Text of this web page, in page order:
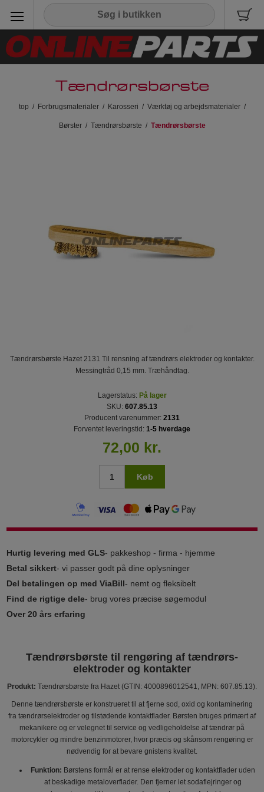
Tændrørsbørste
top / Forbrugsmaterialer / Karosseri / Værktøj og arbejdsmaterialer /
Børster / Tændrørsbørste / Tændrørsbørste
Tændrørsbørste Hazet 2131 Til rensning af tændrørs elektroder og kontakter.
Messingtråd 0,15 mm. Træhåndtag.
Lagerstatus: På lager
SKU: 607.85.13
Producent varenummer: 2131
Forventet leveringstid: 1-5 hverdage
72,00 kr.
Køb
Hurtig levering med GLS- pakkeshop - firma - hjemme
Betal sikkert- vi passer godt på dine oplysninger
Del betalingen op med ViaBill- nemt og fleksibelt
Find de rigtige dele- brug vores præcise søgemodul
Over 20 års erfaring
Tændrørsbørste til rengøring af tændrørs­
elektroder og kontakter
Produkt: Tændrørsbørste fra Hazet (GTIN: 4000896012541, MPN: 607.85.13).
Denne tændrørsbørste er konstrueret til at fjerne sod, oxid og kontaminering
fra tændrørs­elektroder og tilstødende kontaktflader. Børsten bruges primært af
mekanikere og er velegnet til service og vedligeholdelse af tændrør på
motorcykler og mindre benzinmotorer, hvor præcis og skånsom rengøring er
nødvendig for at bevare gnistens kvalitet.
Funktion: Børstens formål er at rense elektroder og kontaktflader uden
at beskadige metaloverflader. Den fjerner let sodaflejringer og